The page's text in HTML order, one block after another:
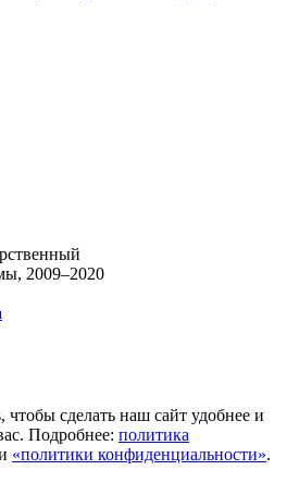
2009–2020
сделать наш сайт удобнее и
Подробнее: политика
«политики конфиденциальности».